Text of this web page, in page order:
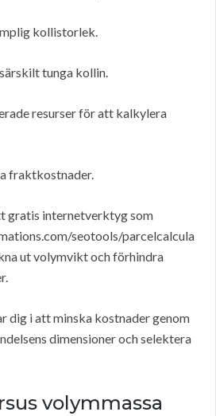
kollistorlek.
tunga kollin.
resurser för att kalkylera
fraktkostnader.
gratis internetverktyg som
seotools/parcelcalcula
ut volymvikt och förhindra
dig i att minska kostnader genom
dimensioner och selektera
volymmassa